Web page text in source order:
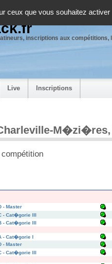
ceux que vous souhaitez activer
inscriptions aux compétitions,
Live Inscriptions
- Master
- Cat�gorie III
- Cat�gorie III
- Cat�gorie I
- Master
- Cat�gorie III